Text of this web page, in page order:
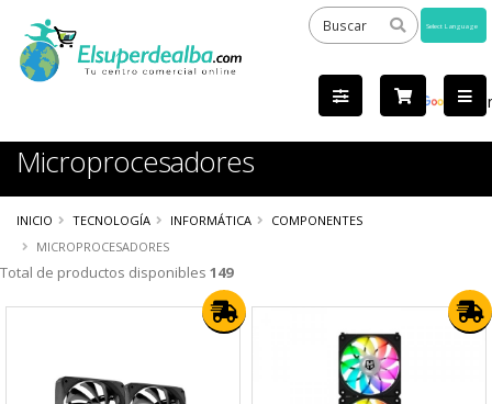
by
Microprocesadores
INICIO TECNOLOGÍA INFORMÁTICA
COMPONENTES
MICROPROCESADORES
Total de productos disponibles 149